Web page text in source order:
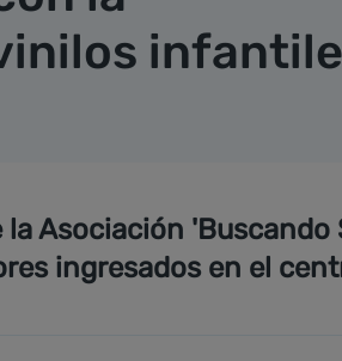
Asociación 'Buscando
ingresados en el